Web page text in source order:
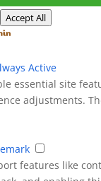
Accept All
Active
essential site
adjustments.
features like